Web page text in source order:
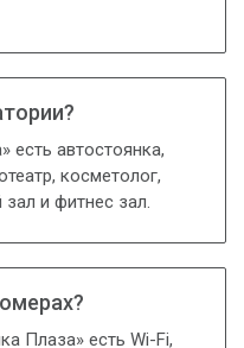
есть автостоянка,
косметолог,
и фитнес зал.
Плаза» есть Wi-Fi,